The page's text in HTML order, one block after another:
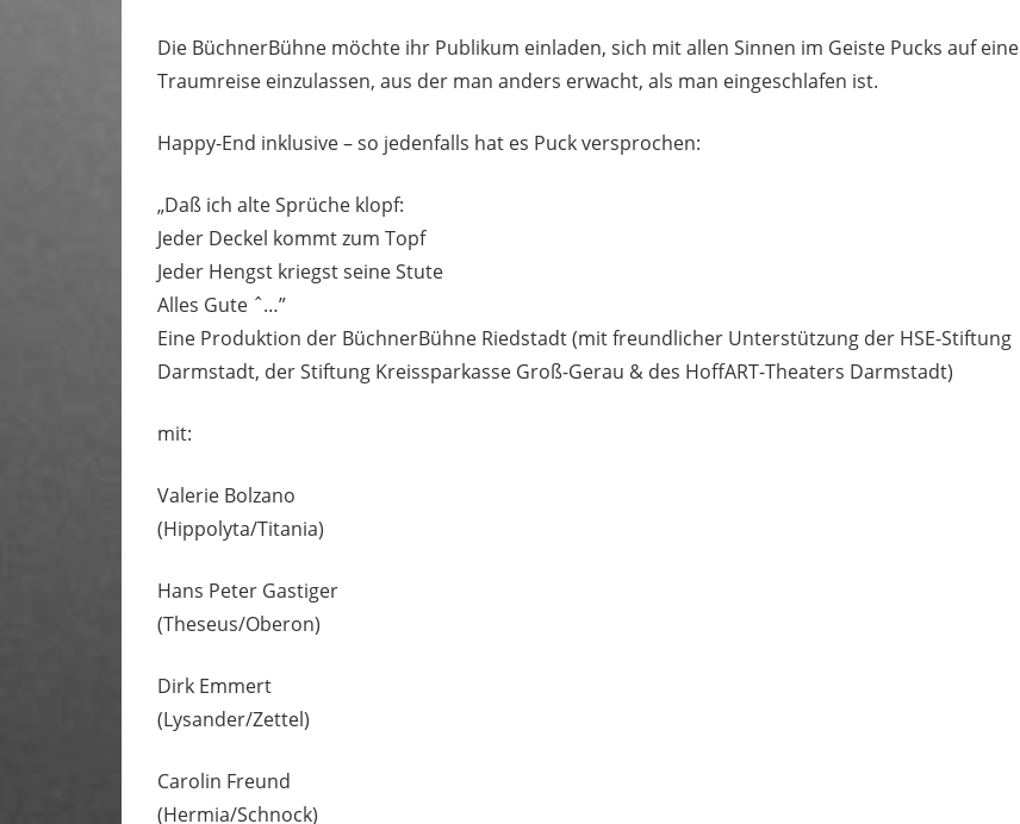
Die BüchnerBühne möchte ihr Publikum einladen, sich mit allen Sinnen im Geiste Pucks auf eine
Traumreise einzulassen, aus der man anders erwacht, als man eingeschlafen ist.
Happy-End inklusive – so jedenfalls hat es Puck versprochen:
„Daß ich alte Sprüche klopf:
Jeder Deckel kommt zum Topf
Jeder Hengst kriegst seine Stute
Alles Gute ˆ…”
Eine Produktion der BüchnerBühne Riedstadt (mit freundlicher Unterstützung der HSE-Stiftung
Darmstadt, der Stiftung Kreissparkasse Groß-Gerau & des HoffART-Theaters Darmstadt)
mit:
Valerie Bolzano
(Hippolyta/Titania)
Hans Peter Gastiger
(Theseus/Oberon)
Dirk Emmert
(Lysander/Zettel)
Carolin Freund
(Hermia/Schnock)